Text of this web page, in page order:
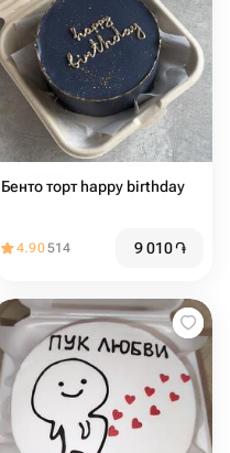
Бенто торт happy birthday
4.90514 9 010֏